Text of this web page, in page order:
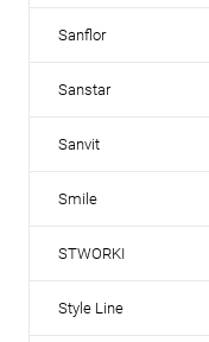
Sanflor
Sanstar
Sanvit
Smile
STWORKI
Style Line